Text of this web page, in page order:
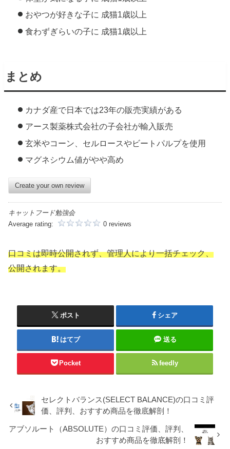
おやつが好きな子に 成猫1歳以上
食わずぎらいの子に 成猫1歳以上
まとめ
カナダ産で日本では23年の販売実績がある
アース製薬株式会社の子会社が輸入販売
玄米やコーン、セルロースやビートパルプを使用
マグネシウム値がやや高め
Create your own review
キャットフード勉強会
Average rating:
0 reviews
口コミは即時公開されず、管理人により一括チェック、
公開されます。
ポスト シェア
はてブ 送る
Pocket feedly
セレクトバランス(SELECT BALANCE)の口コミ評
価、評判、おすすめ商品を徹底解剖！
アブソルート（ABSOLUTE）の口コミ評価、評判、
おすすめ商品を徹底解剖！